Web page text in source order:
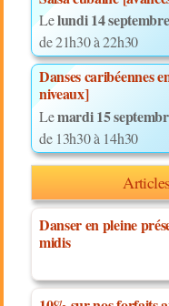
Lelundi 14
de 21h30 à 22h30
Danses caribéennes
niveaux]
Lemardi 15
de 13h30 à 14h30
Danser en pleine
midis